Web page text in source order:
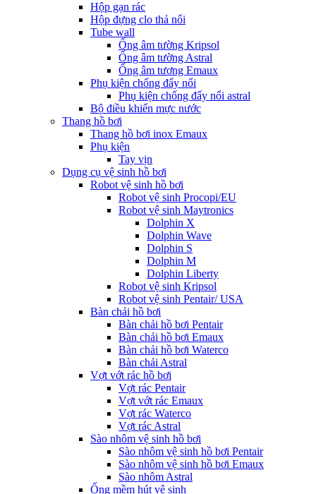
Hộp gạn rác
Hộp đựng clo thả nổi
Tube wall
Ống âm tường Kripsol
Ống âm tường Astral
Ống âm tương Emaux
Phụ kiện chống đẩy nổi
Phụ kiện chống đẩy nổi astral
Bộ điều khiển mực nước
Thang hồ bơi
Thang hồ bơi inox Emaux
Phụ kiện
Tay vịn
Dụng cụ vệ sinh hồ bơi
Robot vệ sinh hồ bơi
Robot vệ sinh Procopi/EU
Robot vệ sinh Maytronics
Dolphin X
Dolphin Wave
Dolphin S
Dolphin M
Dolphin Liberty
Robot vệ sinh Kripsol
Robot vệ sinh Pentair/ USA
Bàn chải hồ bơi
Bàn chải hồ bơi Pentair
Bàn chải hồ bơi Emaux
Bàn chải hồ bơi Waterco
Bàn chải Astral
Vợt vớt rác hồ bơi
Vợt rác Pentair
Vợt vớt rác Emaux
Vợt rác Waterco
Vợt rác Astral
Sào nhôm vệ sinh hồ bơi
Sào nhôm vệ sinh hồ bơi Pentair
Sào nhôm vệ sinh hồ bơi Emaux
Sào nhôm Astral
Ống mềm hút vệ sinh